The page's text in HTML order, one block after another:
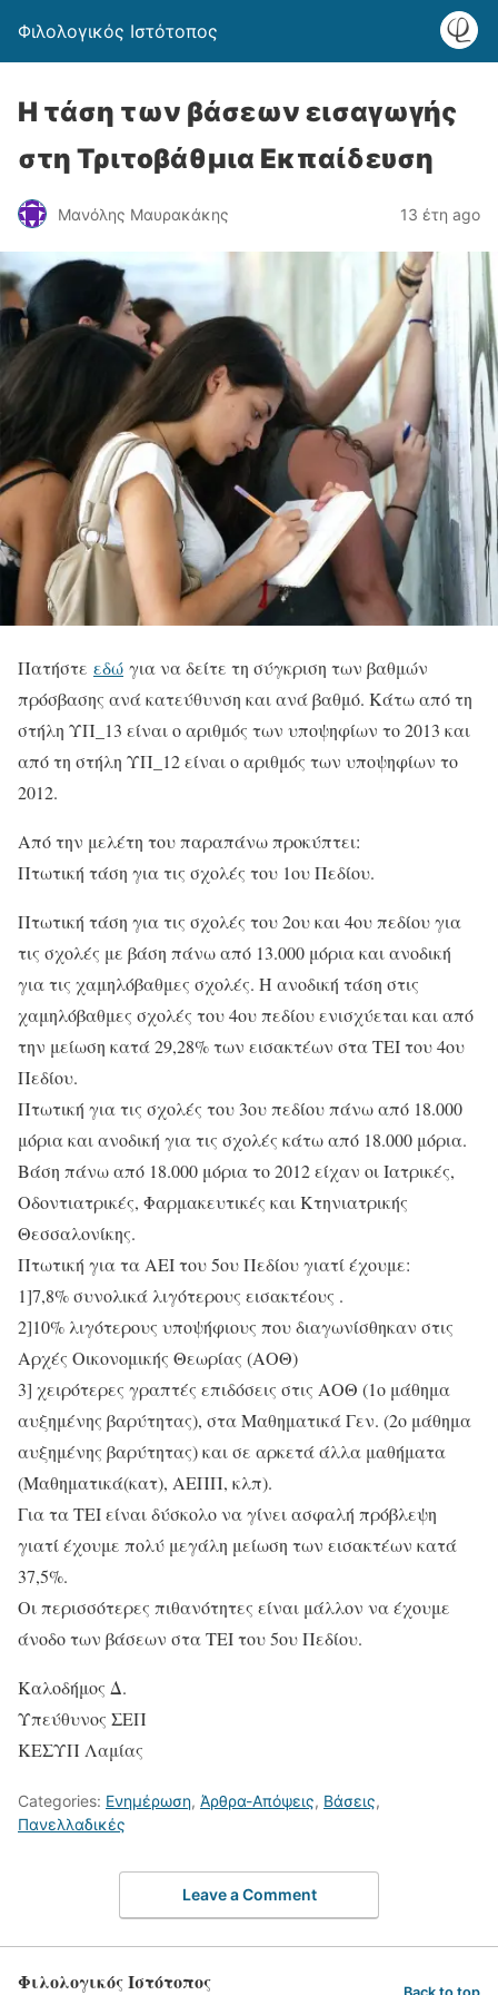
Φιλολογικός Ιστότοπος
Η τάση των βάσεων εισαγωγής
στη Τριτοβάθμια Εκπαίδευση
Μανόλης Μαυρακάκης 13 έτη ago
Πατήστε εδώ για να δείτε τη σύγκριση των βαθμών
πρόσβασης ανά κατεύθυνση και ανά βαθμό. Κάτω από τη
στήλη ΥΠ_13 είναι ο αριθμός των υποψηφίων το 2013 και
από τη στήλη ΥΠ_12 είναι ο αριθμός των υποψηφίων το
2012.
Από την μελέτη του παραπάνω προκύπτει:
Πτωτική τάση για τις σχολές του 1ου Πεδίου.
Πτωτική τάση για τις σχολές του 2ου και 4ου πεδίου για
τις σχολές με βάση πάνω από 13.000 μόρια και ανοδική
για τις χαμηλόβαθμες σχολές. Η ανοδική τάση στις
χαμηλόβαθμες σχολές του 4ου πεδίου ενισχύεται και από
την μείωση κατά 29,28% των εισακτέων στα ΤΕΙ του 4ου
Πεδίου.
Πτωτική για τις σχολές του 3ου πεδίου πάνω από 18.000
μόρια και ανοδική για τις σχολές κάτω από 18.000 μόρια.
Βάση πάνω από 18.000 μόρια το 2012 είχαν οι Ιατρικές,
Οδοντιατρικές, Φαρμακευτικές και Κτηνιατρικής
Θεσσαλονίκης.
Πτωτική για τα ΑΕΙ του 5ου Πεδίου γιατί έχουμε:
1]7,8% συνολικά λιγότερους εισακτέους .
2]10% λιγότερους υποψήφιους που διαγωνίσθηκαν στις
Αρχές Οικονομικής Θεωρίας (ΑΟΘ)
3] χειρότερες γραπτές επιδόσεις στις ΑΟΘ (1ο μάθημα
αυξημένης βαρύτητας), στα Μαθηματικά Γεν. (2ο μάθημα
αυξημένης βαρύτητας) και σε αρκετά άλλα μαθήματα
(Μαθηματικά(κατ), ΑΕΠΠ, κλπ).
Για τα ΤΕΙ είναι δύσκολο να γίνει ασφαλή πρόβλεψη
γιατί έχουμε πολύ μεγάλη μείωση των εισακτέων κατά
37,5%.
Οι περισσότερες πιθανότητες είναι μάλλον να έχουμε
άνοδο των βάσεων στα ΤΕΙ του 5ου Πεδίου.
Καλοδήμος Δ.
Υπεύθυνος ΣΕΠ
ΚΕΣΥΠ Λαμίας
Categories: Ενημέρωση, Άρθρα-Απόψεις, Βάσεις,
Πανελλαδικές
Leave a Comment
Φιλολογικός Ιστότοπος